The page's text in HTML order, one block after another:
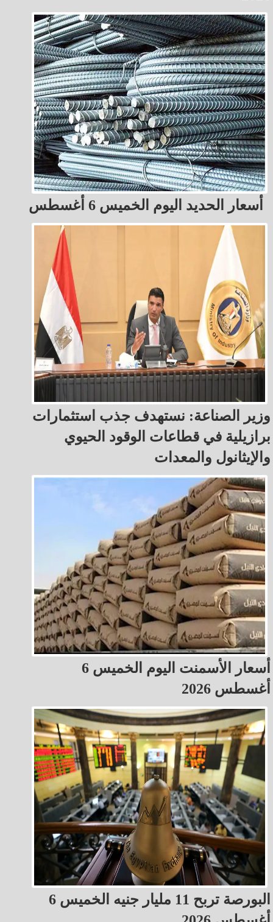
أسعار الحديد اليوم الخميس 6 أغسطس
وزير الصناعة: نستهدف جذب استثمارات
برازيلية في قطاعات الوقود الحيوي
والإيثانول والمعدات
أسعار الأسمنت اليوم الخميس 6
أغسطس 2026
البورصة تربح 11 مليار جنيه الخميس 6